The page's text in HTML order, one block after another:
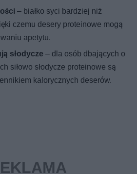
– białko syci bardziej niż
czemu desery proteinowe mogą
apetytu.
słodycze– dla osób dbających o
siłowo słodycze proteinowe są
kalorycznych deserów.